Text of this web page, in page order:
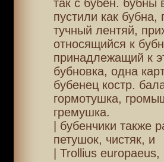
так с бубен. бубны
пустили как
тучный лентяй,
относящийся к
принадлежащий к
бубновка, одна
бубенец костр.
гормотушка,
гремушка.
| бубенчики также
петушок, чистяк, и
| Trollius